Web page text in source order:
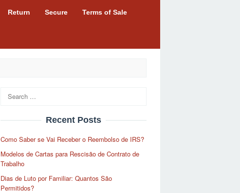
Return Secure Terms of Sale
Search
for:
Recent Posts
Como Saber se Vai Receber o Reembolso de IRS?
Modelos de Cartas para Rescisão de Contrato de
Trabalho
Dias de Luto por Familiar: Quantos São
Permitidos?